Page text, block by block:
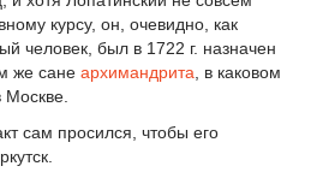
курсу, он, очевидно, как
человек, был в 1722 г. назначен
же сане архимандрита , в каковом
Москве.
сам просился, чтобы его